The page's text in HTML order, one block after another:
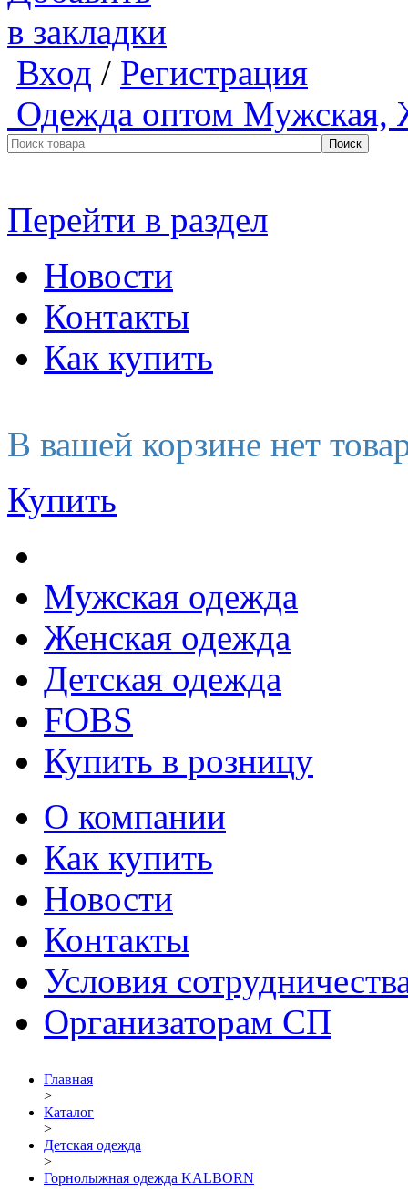
в закладки
Вход / Регистрация
Одежда оптом Мужская,
Перейти в раздел
Новости
Контакты
Как купить
В вашей корзине нет
Купить
Мужская одежда
Женская одежда
Детская одежда
FOBS
Купить в розницу
О компании
Как купить
Новости
Контакты
Условия
Организаторам СП
Главная
>
Каталог
>
Детская одежда
>
Горнолыжная одежда KALBORN